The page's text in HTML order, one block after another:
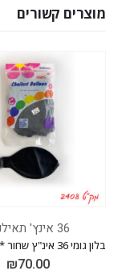
מוצרים קשורים
36 אינץ' תאילנדי
70.00